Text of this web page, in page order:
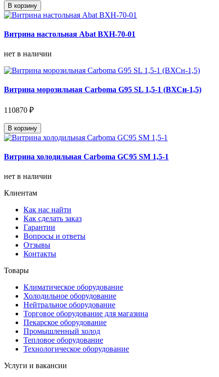
В корзину
Витрина настольная Abat ВХН-70-01
нет в наличии
Витрина морозильная Carboma G95 SL 1,5-1 (ВХСн-1,5)
110870 ₽
В корзину
Витрина холодильная Carboma GC95 SM 1,5-1
нет в наличии
Клиентам
Как нас найти
Как сделать заказ
Гарантии
Вопросы и ответы
Отзывы
Контакты
Товары
Климатическое оборудование
Холодильное оборудование
Нейтральное оборудование
Торговое оборудование для магазина
Пекарское оборудование
Промышленный холод
Тепловое оборудование
Технологическое оборудование
Услуги и вакансии